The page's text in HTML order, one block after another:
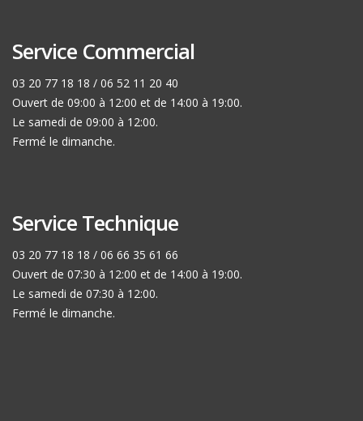
Service Commercial
03 20 77 18 18 / 06 52 11 20 40
Ouvert de 09:00 à 12:00 et de 14:00 à 19:00.
Le samedi de 09:00 à 12:00.
Fermé le dimanche.
Service Technique
03 20 77 18 18 / 06 66 35 61 66
Ouvert de 07:30 à 12:00 et de 14:00 à 19:00.
Le samedi de 07:30 à 12:00.
Fermé le dimanche.